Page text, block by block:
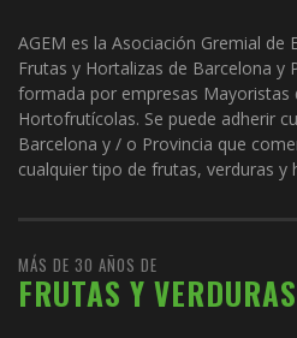
AGEM es la Asociación Gremial de
Frutas y Hortalizas de Barcelona y
formada por empresas Mayoristas
Hortofrutícolas. Se puede adherir
Barcelona y / o Provincia que
cualquier tipo de frutas, verduras y
MÁS DE 30 AÑOS DE
FRUTAS Y VERDURAS